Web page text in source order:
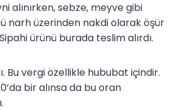
alınırken, sebze, meyve gibi
narh üzerinden nakdi olarak öşür
ürünü burada teslim alırdı.
Bu vergi özellikle hububat içindir.
bir alınsa da bu oran